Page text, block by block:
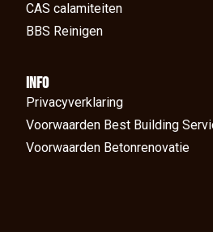
CAS calamiteiten
BBS Reinigen
Info
Privacyverklaring
Voorwaarden Best Building
Voorwaarden Betonrenovatie